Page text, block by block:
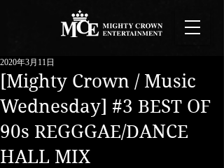
[Mighty Crown / Music
Wednesday] #3 BEST OF
90s REGGGAE/DANCE
HALL MIX
2020年3月11日